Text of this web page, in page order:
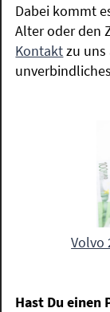
Dabei kommt
Alter oder den
Kontaktzu uns
Volvo
Hast Du einen